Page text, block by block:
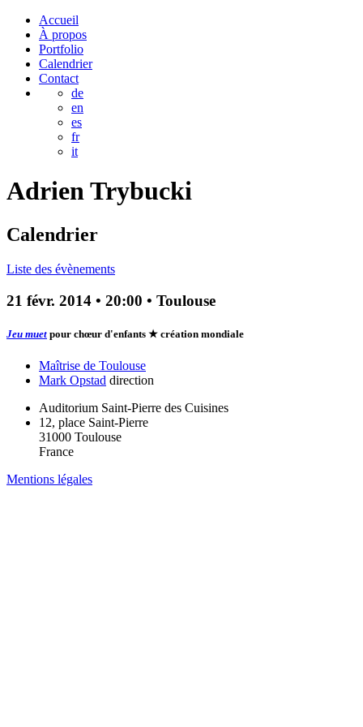
Accueil
À propos
Portfolio
Calendrier
Contact
de
en
es
fr
it
AdrienTrybucki
Calendrier
Liste des évènements
21 févr. 2014 • 20:00 • Toulouse
Jeu muet pour chœur d'enfants ★ création mondiale
Maîtrise de Toulouse
Mark Opstad direction
Auditorium Saint-Pierre des Cuisines
12, place Saint-Pierre
31000 Toulouse
France
Mentions légales